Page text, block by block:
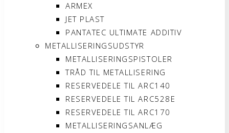
ARMEX
JET PLAST
PANTATEC ULTIMATE ADDITIV
METALLISERINGSUDSTYR
METALLISERINGSPISTOLER
TRÅD TIL METALLISERING
RESERVEDELE TIL ARC140
RESERVEDELE TIL ARC528E
RESERVEDELE TIL ARC170
METALLISERINGSANLÆG